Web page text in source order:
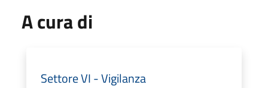
A cura di
Settore VI - Vigilanza